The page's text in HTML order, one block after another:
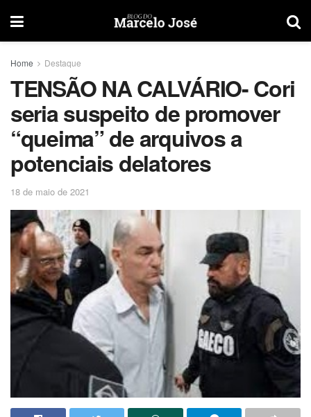
Home Destaque
TENSÃO NA CALVÁRIO- Cori
seria suspeito de promover
“queima” de arquivos a
potenciais delatores
18 de maio de 2021